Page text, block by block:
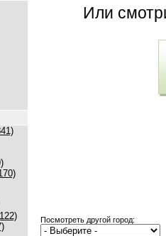
Или
Посмотреть другой город: